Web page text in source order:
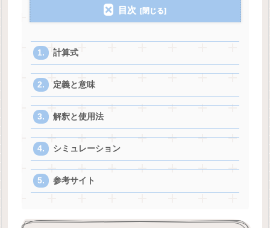
目次
計算式
定義と意味
解釈と使用法
シミュレーション
参考サイト